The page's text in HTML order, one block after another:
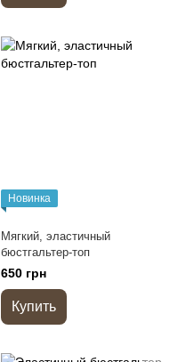
Новинка
Мягкий, эластичный
бюстгальтер-топ
650 грн
Купить